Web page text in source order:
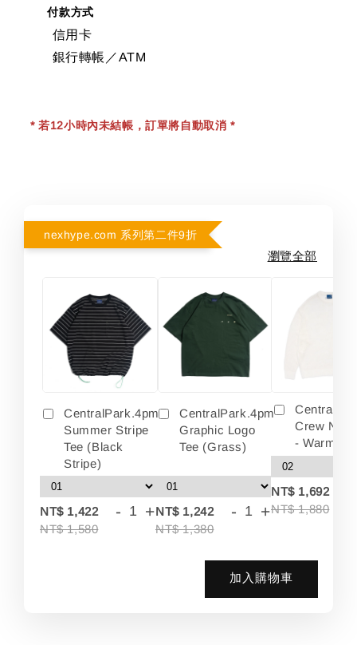
付款方式
信用卡
銀行轉帳／ATM
* 若12小時內未結帳，訂單將自動取消 *
nexhype.com 系列第二件9折
瀏覽全部
CentralPark.4pm
Summer Stripe
Tee (Black
Stripe)
NT$ 1,422
NT$ 1,580
- +
CentralPark.4pm
Graphic Logo
Tee (Grass)
NT$ 1,242
NT$ 1,380
- +
Crew
- Warm
NT$ 1,692
NT$ 1,880
加入購物車